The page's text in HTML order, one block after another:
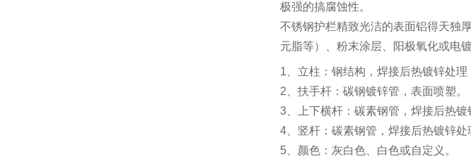
极强的搞腐蚀性。
不锈钢护栏精致光洁的表面铝得天独
元脂等）、粉末涂层、阳极氧化或电镀
1、立柱：钢结构，焊接后热镀锌处理
2、扶手杆：碳钢镀锌管，表面喷塑。
3、上下横杆：碳素钢管，焊接后热镀
4、竖杆：碳素钢管，焊接后热镀锌处
5、颜色：灰白色、白色或自定义。